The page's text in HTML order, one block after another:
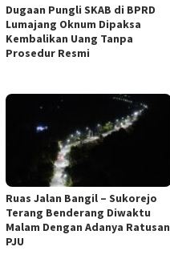
Dugaan Pungli SKAB di BPRD
Lumajang Oknum Dipaksa
Kembalikan Uang Tanpa
Prosedur Resmi
Ruas Jalan Bangil – Sukorejo
Terang Benderang Diwaktu
Malam Dengan Adanya Ratusan
PJU